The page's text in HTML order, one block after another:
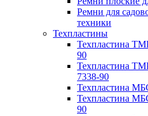
Ремни для
техники
Техпластины
Техпластина
90
Техпластина
7338-90
Техпластина
Техпластина
90